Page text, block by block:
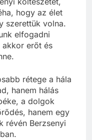
hogy az élet
szerettük volna.
elfogadni
erőt és
rétege a hála
hanem hálás
a dolgok
hanem egy
révén Berzsenyi